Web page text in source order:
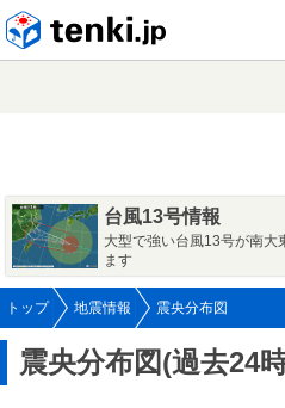
台風13号情報
大型で強い台風13号が南
ます
トップ 地震情報 震央分布図
震央分布図(過去24